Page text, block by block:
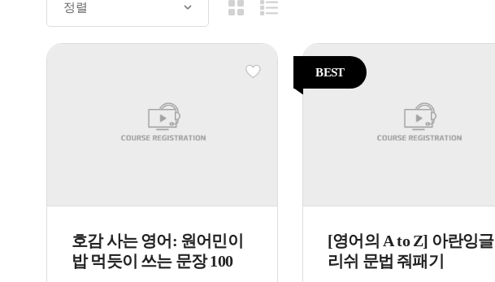
호감 사는 영어: 원어민이
밥 먹듯이 쓰는 문장 100
BEST
[영어의 A to Z] 아란잉글
리쉬 문법 줘패기